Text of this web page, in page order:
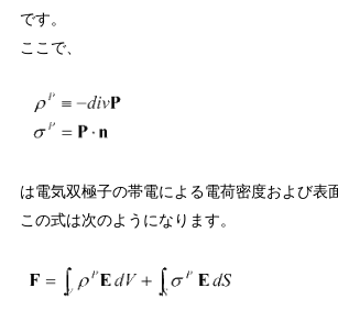
です。
ここで、
は電気双極子の帯電による電荷密度および表
この式は次のようになります。